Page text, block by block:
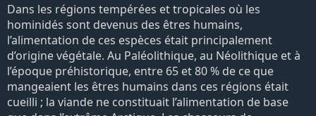
Dans les régions tempérées et tropicales où les
hominidés sont devenus des êtres humains,
l’alimentation de ces espèces était principalement
d’origine végétale. Au Paléolithique, au Néolithique et à
l’époque préhistorique, entre 65 et 80 % de ce que
mangeaient les êtres humains dans ces régions était
cueilli ; la viande ne constituait l’alimentation de base